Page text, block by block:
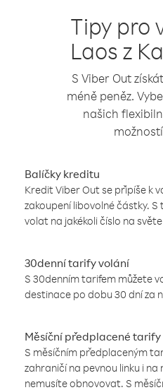
Tipy pro
Laos z
S Viber Out
méně peněz.
našich
Balíčky kreditu
Kredit Viber Out se připíše k
zakoupení libovolné částky.
volat na jakékoli číslo na
30denní tarify volání
S 30denním tarifem můžete
destinace po dobu 30 dní za
Měsíční předplacené tarify
S měsíčním předplaceným
zahraničí na pevnou linku i na
nemusíte obnovovat. S